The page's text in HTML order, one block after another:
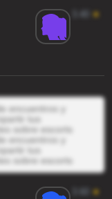
★
encuentros y
tus
sobre escorts
encuentros y
tus
sobre escorts
★